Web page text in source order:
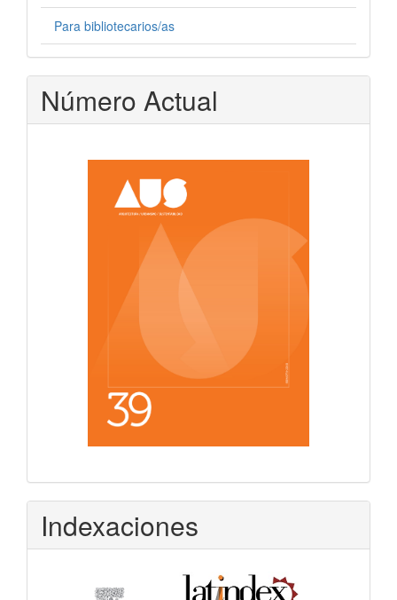
Para bibliotecarios/as
Número Actual
Indexaciones